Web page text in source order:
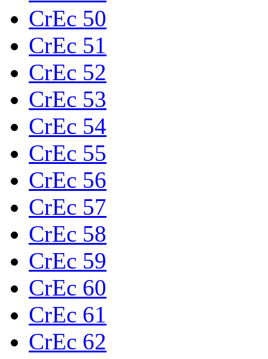
CrEc 50
CrEc 51
CrEc 52
CrEc 53
CrEc 54
CrEc 55
CrEc 56
CrEc 57
CrEc 58
CrEc 59
CrEc 60
CrEc 61
CrEc 62